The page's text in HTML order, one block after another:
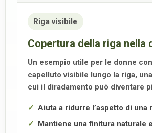
Riga visibile
Copertura della riga nella
Un esempio utile per le donne
capelluto visibile lungo la riga,
cui il diradamento può diventare
Aiuta a ridurre l’aspetto di una
Mantiene una finitura naturale